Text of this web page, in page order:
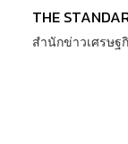
THE
สำนักข่าวเศรษฐ